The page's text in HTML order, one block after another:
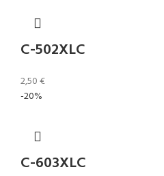
C-502XLC
2,50€
-20%
C-603XLC